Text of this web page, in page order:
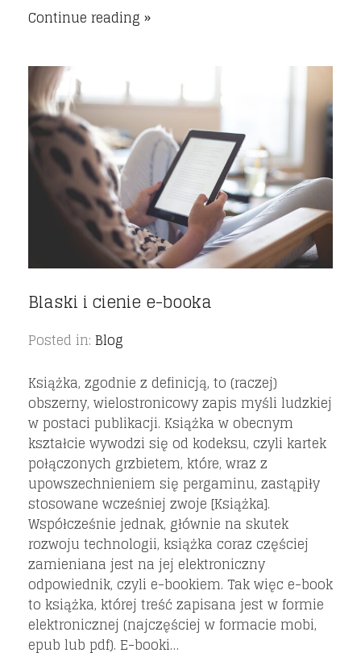
Continue reading
Blaski i cienie e-booka
Posted in: Blog
Książka, zgodnie z definicją, to (raczej)
obszerny, wielostronicowy zapis myśli ludzkiej
w postaci publikacji. Książka w obecnym
kształcie wywodzi się od kodeksu, czyli kartek
połączonych grzbietem, które, wraz z
upowszechnieniem się pergaminu, zastąpiły
stosowane wcześniej zwoje [Książka].
Współcześnie jednak, głównie na skutek
rozwoju technologii, książka coraz częściej
zamieniana jest na jej elektroniczny
odpowiednik, czyli e-bookiem. Tak więc e-book
to książka, której treść zapisana jest w formie
elektronicznej (najczęściej w formacie mobi,
epub lub pdf). E-booki…